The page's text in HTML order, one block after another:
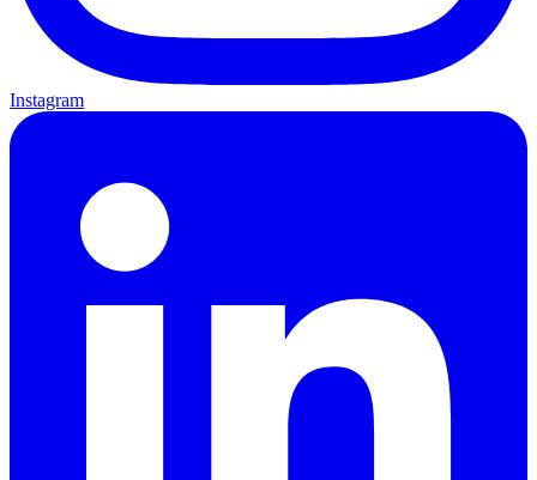
Instagram